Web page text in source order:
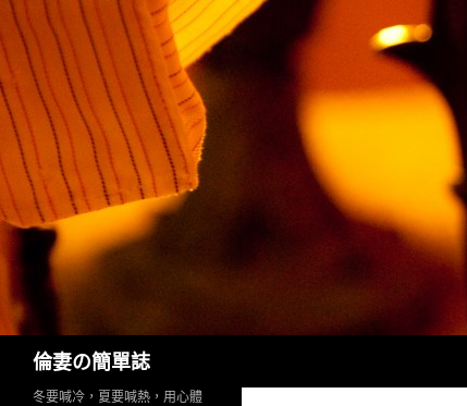
倫妻の簡單誌
Search
冬要喊冷，夏要喊熱，用心體